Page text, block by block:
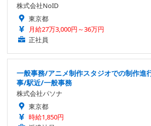
株式会社NoID
東京都
月給27万3,000円～36万円
正社員
一般事務/アニメ制作スタジオでの制作進
事/駅近/一般事務
株式会社パソナ
東京都
時給1,850円